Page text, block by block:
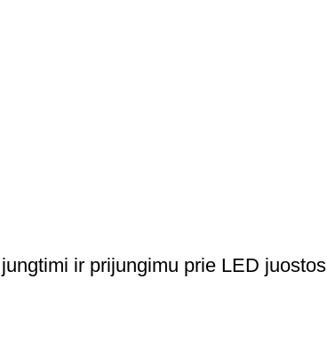
ir prijungimu prie LED juostos